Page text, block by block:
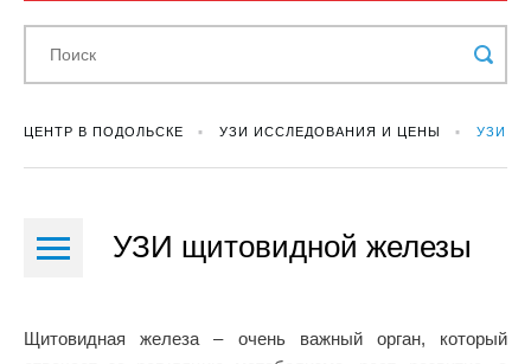
ЦЕНТР В ПОДОЛЬСКЕ УЗИ ИССЛЕДОВАНИЯ И ЦЕНЫ УЗИ
УЗИ щитовидной железы
Щитовидная железа – очень важный орган, который